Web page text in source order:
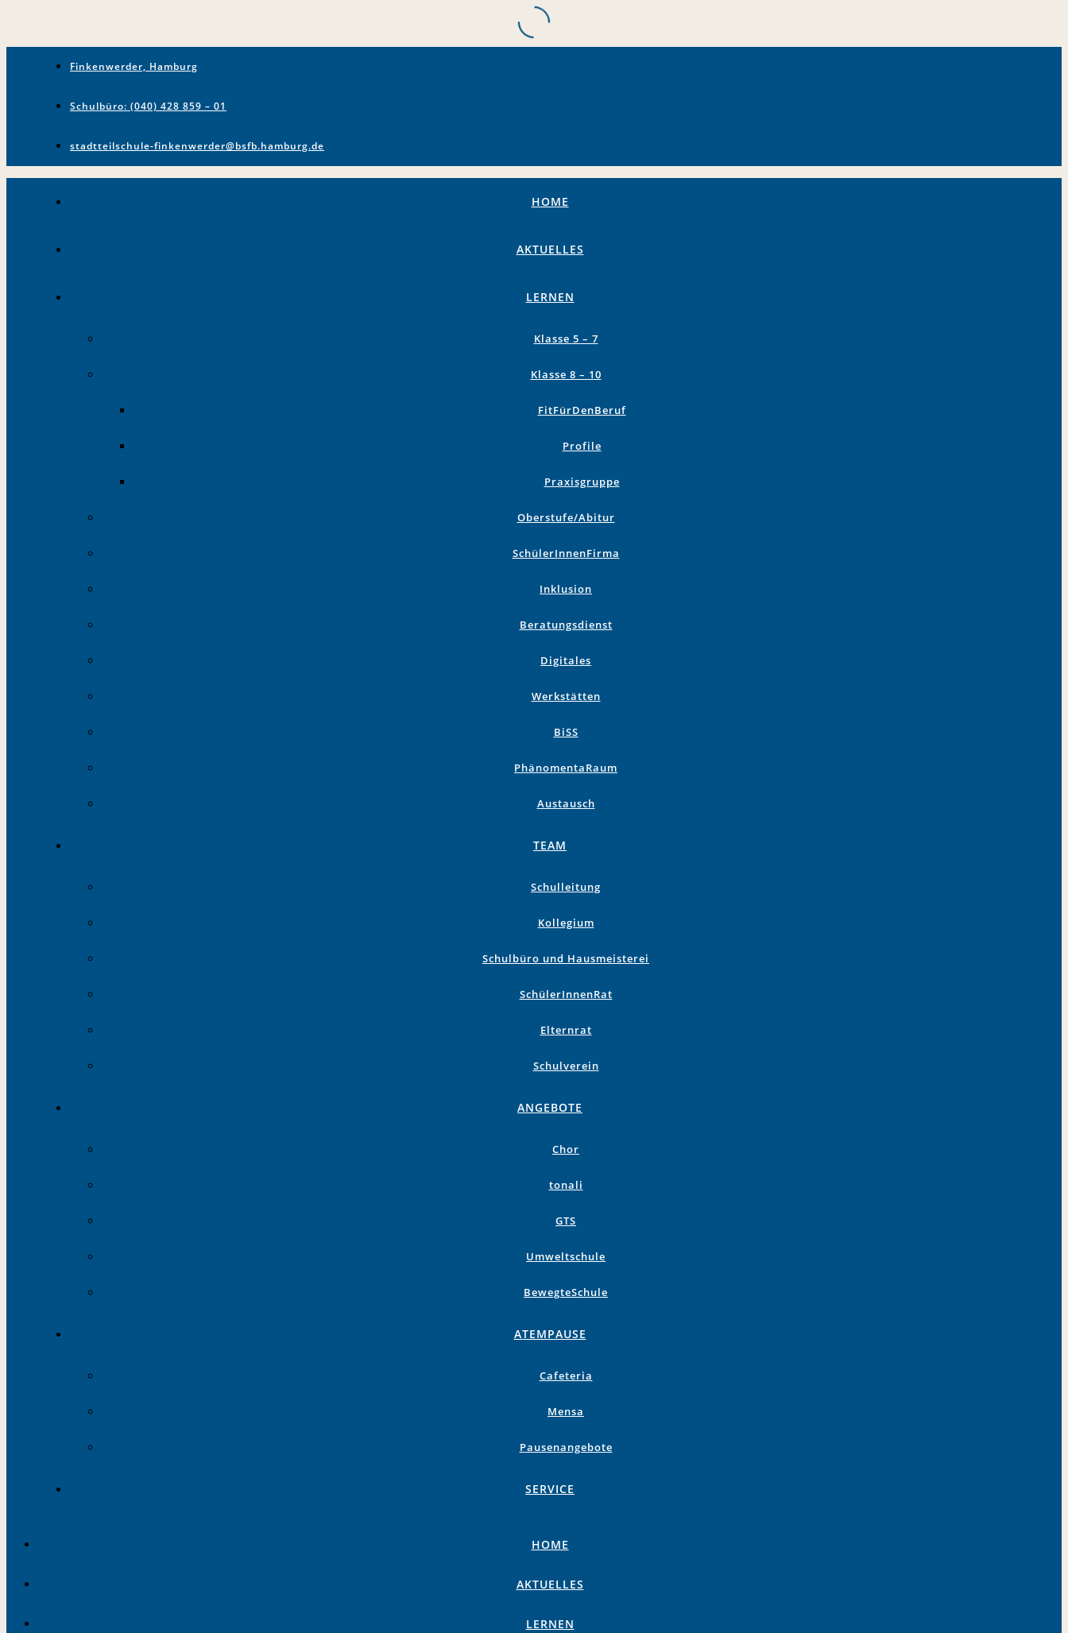
Finkenwerder, Hamburg
Schulbüro: (040) 428 859 – 01
stadtteilschule-finkenwerder@bsfb.hamburg.de
HOME
AKTUELLES
LERNEN
Klasse 5 – 7
Klasse 8 – 10
FitFürDenBeruf
Profile
Praxisgruppe
Oberstufe/Abitur
SchülerInnenFirma
Inklusion
Beratungsdienst
Digitales
Werkstätten
BiSS
PhänomentaRaum
Austausch
TEAM
Schulleitung
Kollegium
Schulbüro und Hausmeisterei
SchülerInnenRat
Elternrat
Schulverein
ANGEBOTE
Chor
tonali
GTS
Umweltschule
BewegteSchule
ATEMPAUSE
Cafeteria
Mensa
Pausenangebote
SERVICE
HOME
AKTUELLES
LERNEN